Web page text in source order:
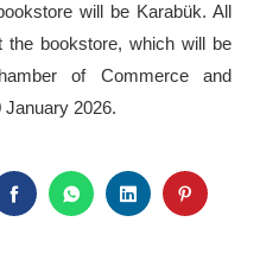
will be Karabük. All
the bookstore, which will be
of Commerce and
January 2026.
FACEBOOKWHATSAPP
LINKEDIN